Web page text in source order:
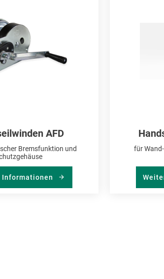
AFD
Bremsfunktion und
Informationen
für